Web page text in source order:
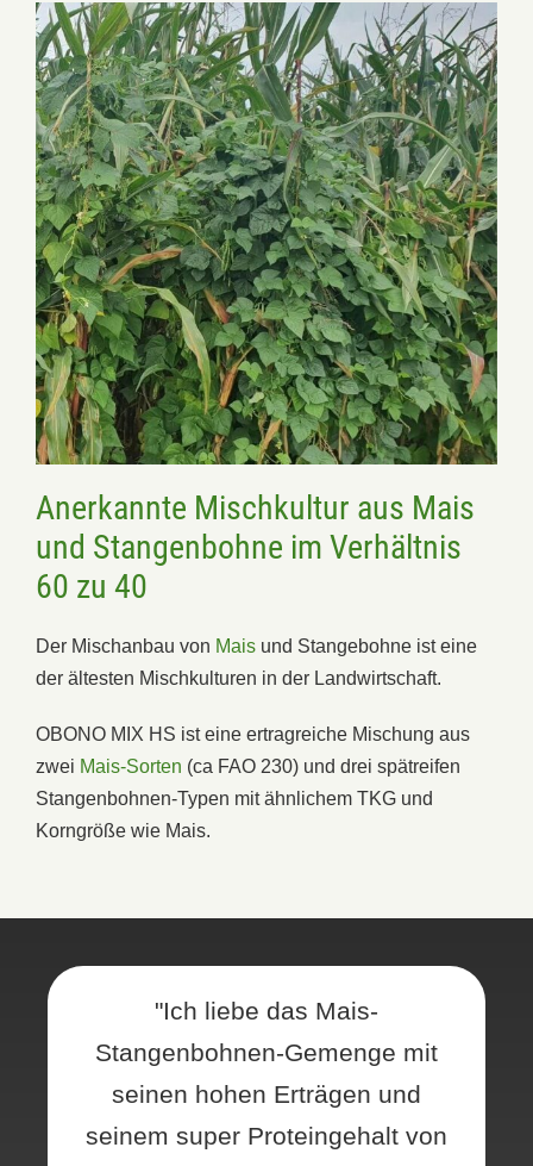
Anerkannte Mischkultur aus Mais
und Stangenbohne im Verhältnis
60 zu 40
Der Mischanbau von Mais und Stangebohne ist eine
der ältesten Mischkulturen in der Landwirtschaft.
OBONO MIX HS ist eine ertragreiche Mischung aus
zwei Mais-Sorten (ca FAO 230) und drei spätreifen
Stangenbohnen-Typen mit ähnlichem TKG und
Korngröße wie Mais.
"Ich liebe das Mais-
Stangenbohnen-Gemenge mit
seinen hohen Erträgen und
seinem super Proteingehalt von